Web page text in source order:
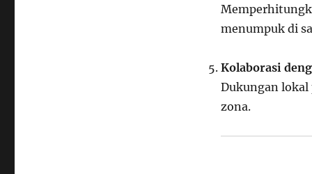
menumpuk di
Kolaborasi
Dukungan
zona.